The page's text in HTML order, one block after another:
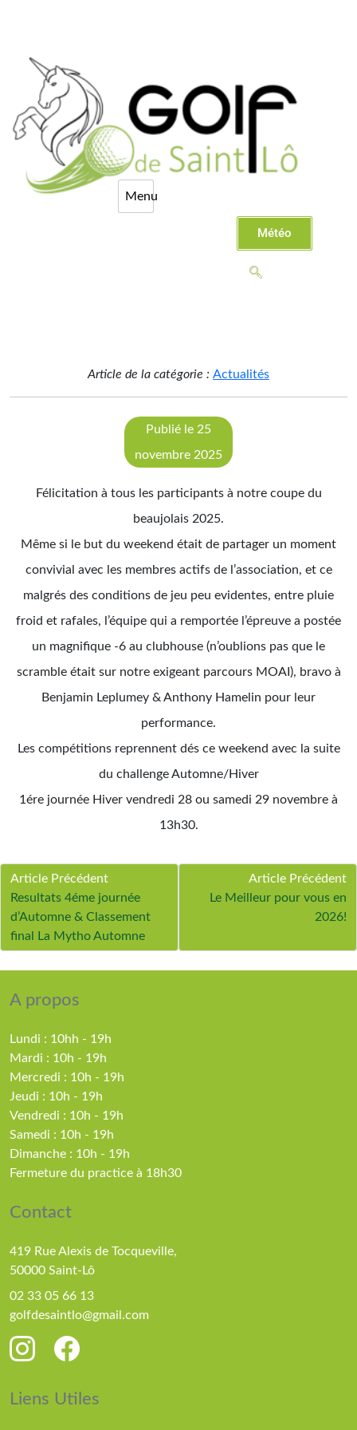
Météo
Article de la catégorie : Actualités
Publié le 25
novembre 2025
Félicitation à tous les participants à notre coupe du
beaujolais 2025.
Même si le but du weekend était de partager un moment
convivial avec les membres actifs de l’association, et ce
malgrés des conditions de jeu peu evidentes, entre pluie
froid et rafales, l’équipe qui a remportée l’épreuve a postée
un magnifique -6 au clubhouse (n’oublions pas que le
scramble était sur notre exigeant parcours MOAI), bravo à
Benjamin Leplumey & Anthony Hamelin pour leur
performance.
Les compétitions reprennent dés ce weekend avec la suite
du challenge Automne/Hiver
1ére journée Hiver vendredi 28 ou samedi 29 novembre à
13h30.
Article Précédent
Resultats 4éme journée
d’Automne & Classement
final La Mytho Automne
Article Précédent
Le Meilleur pour vous en
2026!
A propos
Lundi : 10hh - 19h
Mardi : 10h - 19h
Mercredi : 10h - 19h
Jeudi : 10h - 19h
Vendredi : 10h - 19h
Samedi : 10h - 19h
Dimanche : 10h - 19h
Fermeture du practice à 18h30
Contact
419 Rue Alexis de Tocqueville,
50000 Saint-Lô
02 33 05 66 13
golfdesaintlo@gmail.com
Liens Utiles